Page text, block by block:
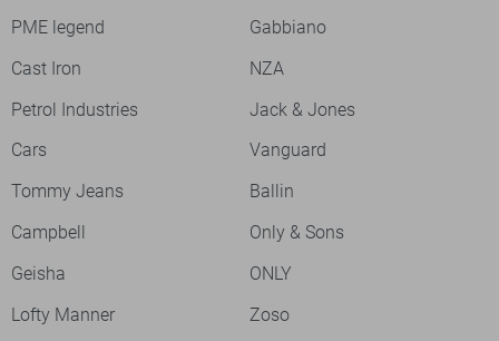
PME legend
Gabbiano
Cast Iron
NZA
Petrol Industries
Jack & Jones
Cars
Vanguard
Tommy Jeans
Ballin
Campbell
Only & Sons
Geisha
ONLY
Lofty Manner
Zoso